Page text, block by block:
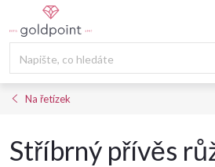
na
Na řetízek
Stříbrný přívěs